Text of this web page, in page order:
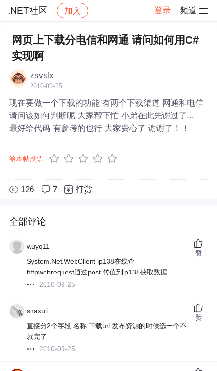
.NET社区 加入 登录 频道
社区 .NET社区 帖子详情
网页上下载分电信和网通 请问如何用C#
实现啊
zsvslx
2010-09-25
现在要做一个下载的功能 有两个下载渠道 网通和电信
请问该如何判断呢 大家帮下忙 小弟在此先谢过了...
最好给代码 有参考的也行 大家费心了 谢谢了！！
给本帖投票
126 7 打赏
全部评论
wuyq11
System.Net.WebClient ip138在线查
httpwebrequest通过post 传值到ip138获取数据
2010-09-25
赞
shaxuli
直接分2个字段 名称 下载url 发布资源的时候选一个不
就完了
2010-09-25
赞